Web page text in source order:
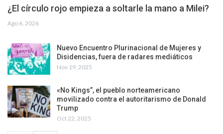
¿El círculo rojo empieza a soltarle la mano a Milei?
Ago 6, 2026
Nuevo Encuentro Plurinacional de Mujeres y
Disidencias, fuera de radares mediáticos
Nov 19, 2025
«No Kings”, el pueblo norteamericano
movilizado contra el autoritarismo de Donald
Trump
Oct 22, 2025